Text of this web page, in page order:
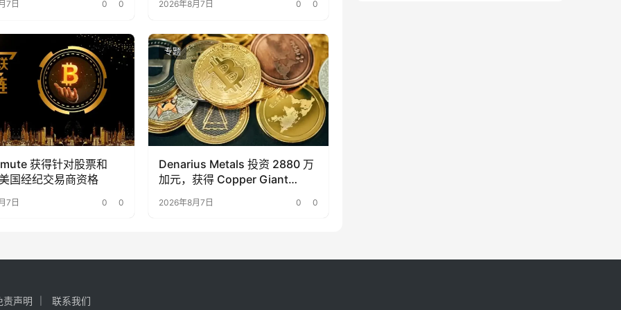
7日 0 0 2026年8月7日 0 0
获得针对股票和
国经纪交易商资格
7日 0 0
专题
Denarius Metals 投资 2880 万
加元，获得 Copper Giant
Resources 15.6% 的股份
2026年8月7日 0 0
责声明 联系我们